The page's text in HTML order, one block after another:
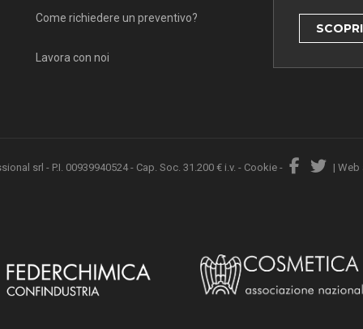
Come richiedere un preventivo?
Lavora con noi
srl - P.I. 00939940524 - Cap. Soc. 31.200 € i.v. - Cookie - | Web